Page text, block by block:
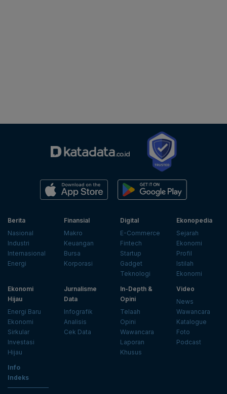
Berita
Nasional
Industri
Internasional
Energi
Finansial
Makro
Keuangan
Bursa
Korporasi
Digital
E-Commerce
Fintech
Startup
Gadget
Teknologi
Ekonopedia
Sejarah
Ekonomi
Profil
Istilah
Ekonomi
Ekonomi
Hijau
Energi Baru
Ekonomi
Sirkular
Investasi
Hijau
Jurnalisme
Data
Infografik
Analisis
Cek Data
In-Depth &
Opini
Telaah
Opini
Wawancara
Laporan
Khusus
Video
News
Wawancara
Katalogue
Foto
Podcast
Info
Indeks